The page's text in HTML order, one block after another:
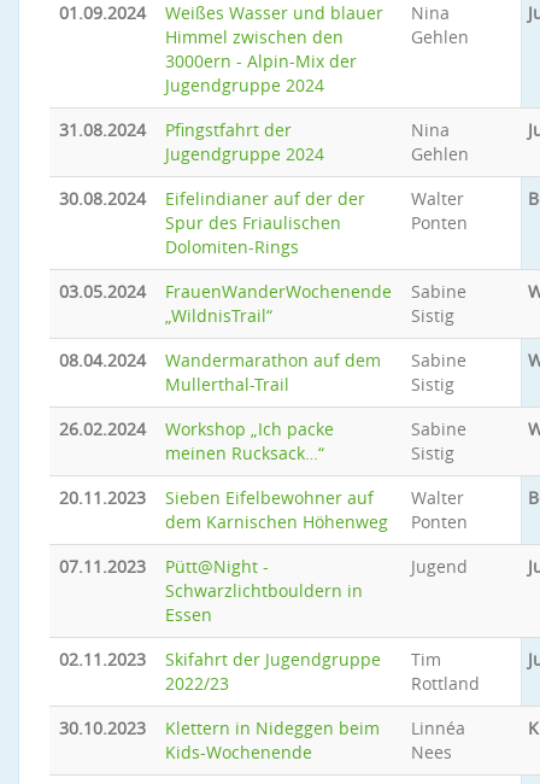
01.09.2024
Weißes Wasser und blauer
Himmel zwischen den
3000ern - Alpin-Mix der
Jugendgruppe 2024
Nina
Gehlen
31.08.2024
Pfingstfahrt der
Jugendgruppe 2024
Nina
Gehlen
30.08.2024
Eifelindianer auf der der
Spur des Friaulischen
Dolomiten-Rings
Walter
Ponten
03.05.2024
FrauenWanderWochenende
„WildnisTrail“
Sabine
Sistig
08.04.2024
Wandermarathon auf dem
Mullerthal-Trail
Sabine
Sistig
26.02.2024
Workshop „Ich packe
meinen Rucksack…“
Sabine
Sistig
20.11.2023
Sieben Eifelbewohner auf
dem Karnischen Höhenweg
Walter
Ponten
07.11.2023
Pütt@Night -
Schwarzlichtbouldern in
Essen
Jugend
02.11.2023
Skifahrt der Jugendgruppe
2022/23
Tim
Rottland
30.10.2023
Klettern in Nideggen beim
Kids-Wochenende
Linnéa
Nees